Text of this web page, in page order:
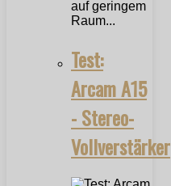
auf geringem
Raum...
Test:
Arcam A15
- Stereo-
Vollverstärker